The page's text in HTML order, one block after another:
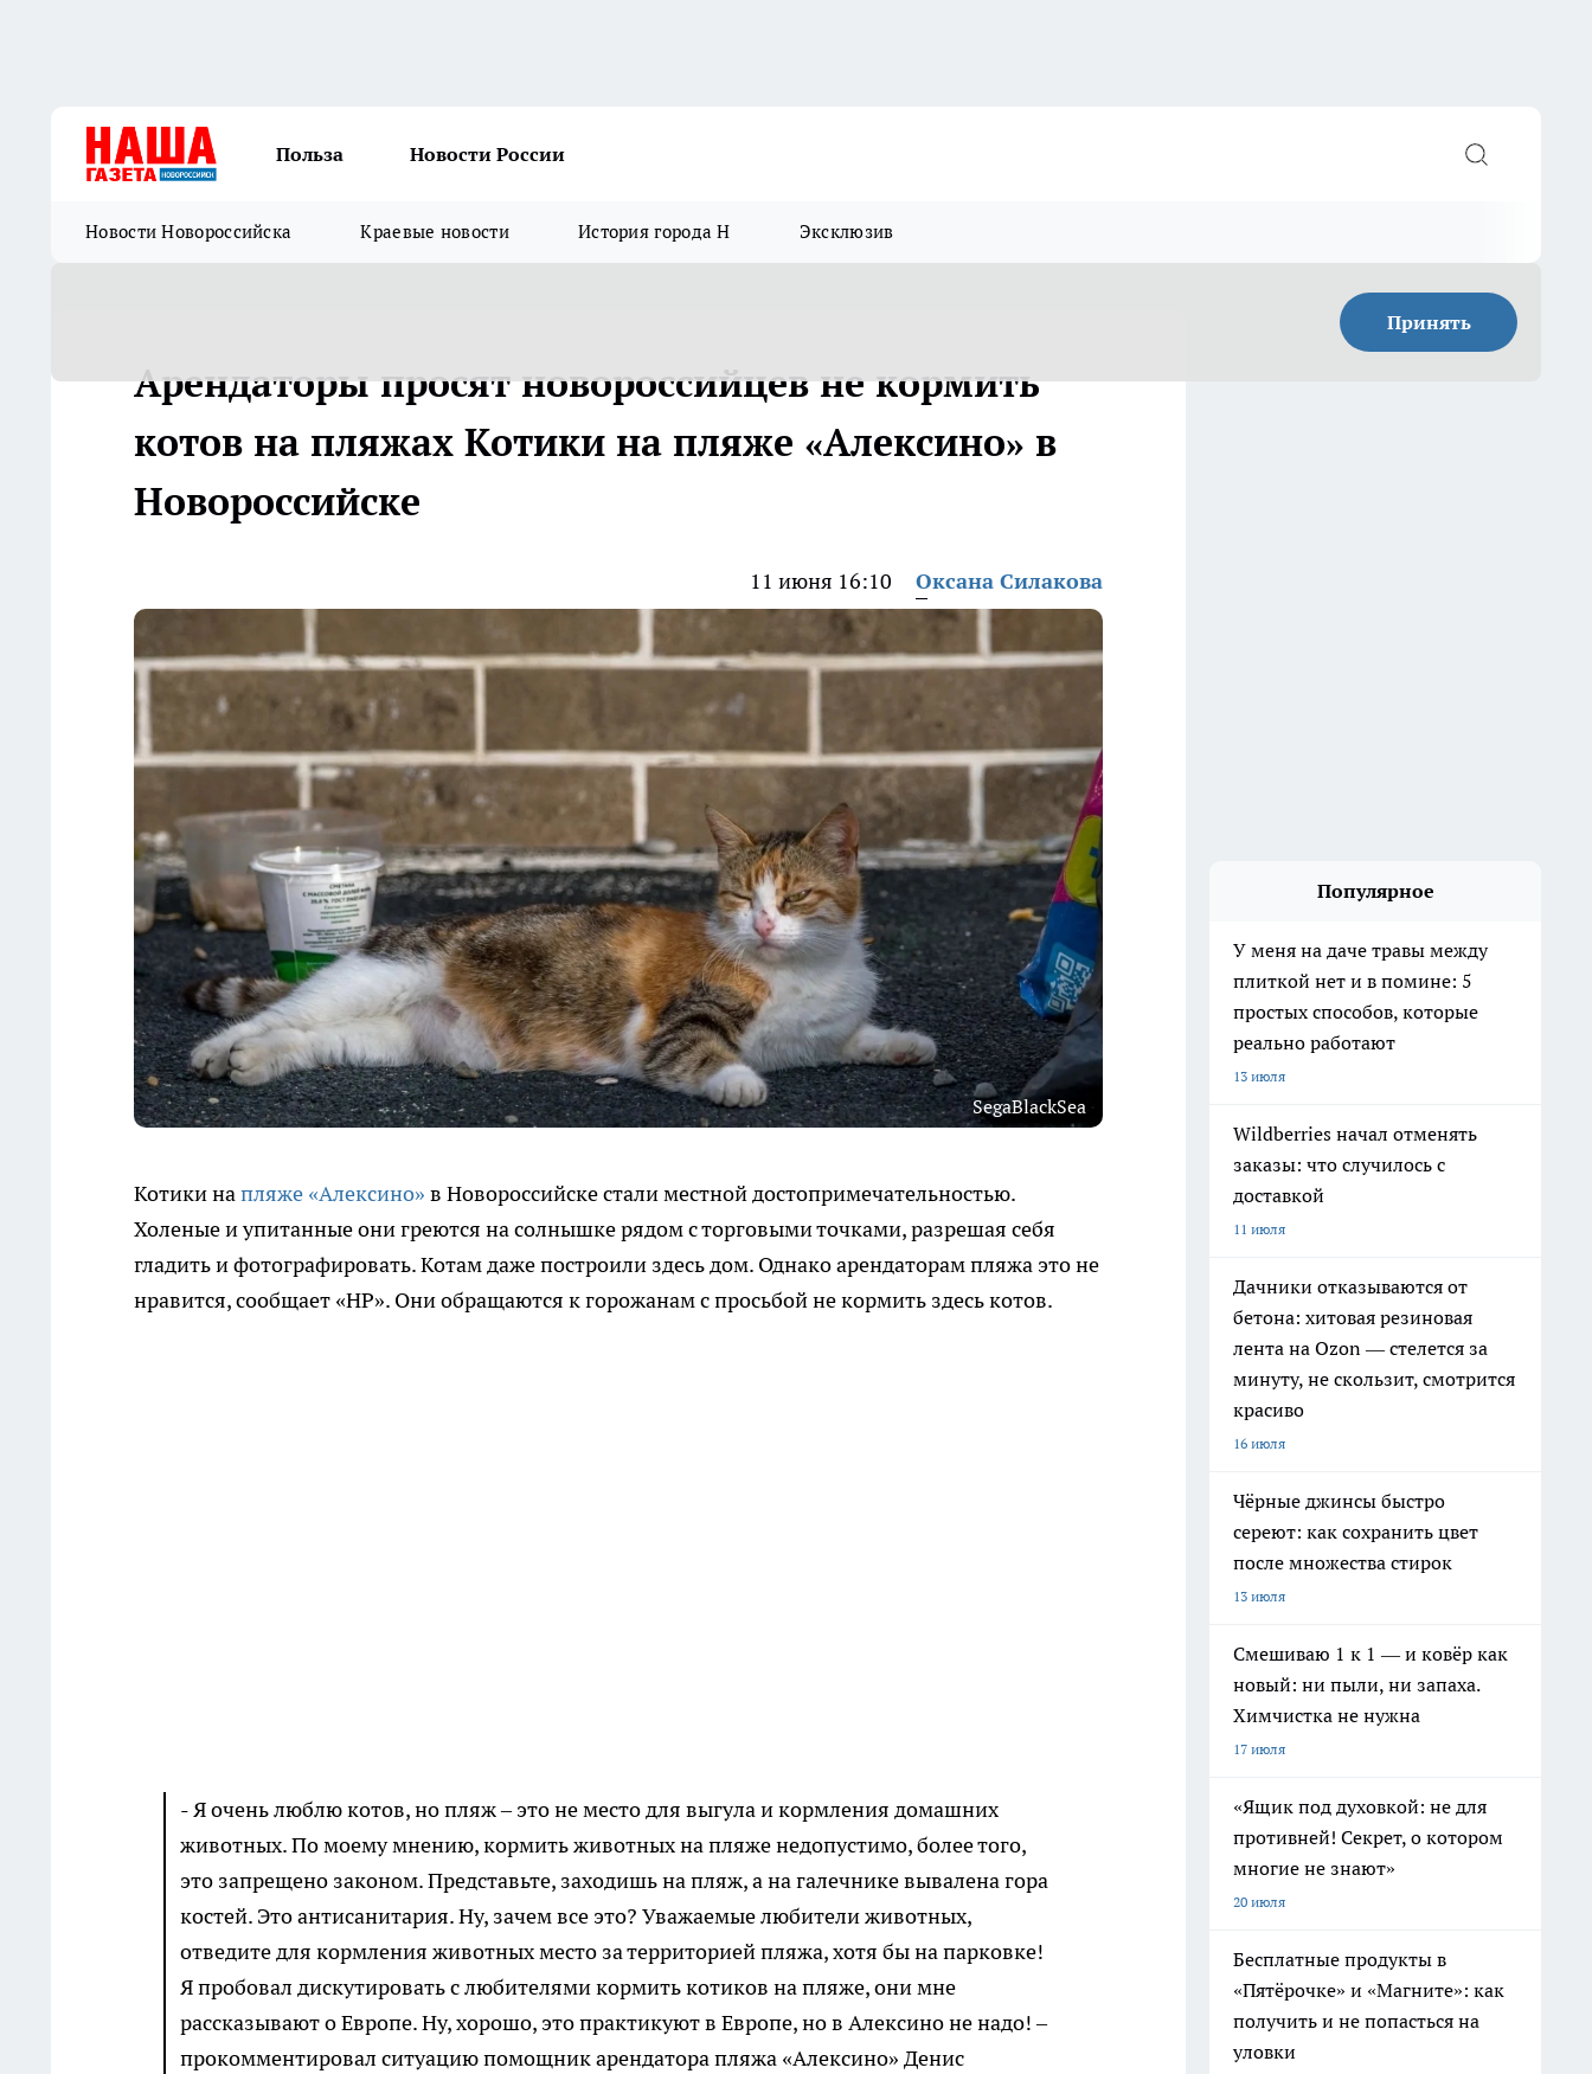
Польза Новости России
Новости Новороссийска Краевые новости История города Н Эксклюзив
Принять
Арендаторы просят новороссийцев не кормить
котов на пляжах Котики на пляже «Алексино» в
Новороссийске
11 июня 16:10 Оксана Силакова
SegaBlackSea
Котики напляже «Алексино» в Новороссийске стали местной достопримечательностью.
Холеные и упитанные они греются на солнышке рядом с торговыми точками, разрешая себя
гладить и фотографировать. Котам даже построили здесь дом. Однако арендаторам пляжа это не
нравится, сообщает «НР». Они обращаются к горожанам с просьбой не кормить здесь котов.
- Я очень люблю котов, но пляж – это не место для выгула и кормления домашних
животных. По моему мнению, кормить животных на пляже недопустимо, более того,
это запрещено законом. Представьте, заходишь на пляж, а на галечнике вывалена гора
костей. Это антисанитария. Ну, зачем все это? Уважаемые любители животных,
отведите для кормления животных место за территорией пляжа, хотя бы на парковке!
Я пробовал дискутировать с любителями кормить котиков на пляже, они мне
рассказывают о Европе. Ну, хорошо, это практикуют в Европе, но в Алексино не надо! –
прокомментировал ситуацию помощник арендатора пляжа «Алексино» Денис
Популярное
У меня на даче травы между
плиткой нет и в помине: 5
простых способов, которые
реально работают
13 июля
Wildberries начал отменять
заказы: что случилось с
доставкой
11 июля
Дачники отказываются от
бетона: хитовая резиновая
лента на Ozon — стелется за
минуту, не скользит, смотрится
красиво
16 июля
Чёрные джинсы быстро
сереют: как сохранить цвет
после множества стирок
13 июля
Смешиваю 1 к 1 — и ковёр как
новый: ни пыли, ни запаха.
Химчистка не нужна
17 июля
«Ящик под духовкой: не для
противней! Секрет, о котором
многие не знают»
20 июля
Бесплатные продукты в
«Пятёрочке» и «Магните»: как
получить и не попасться на
уловки